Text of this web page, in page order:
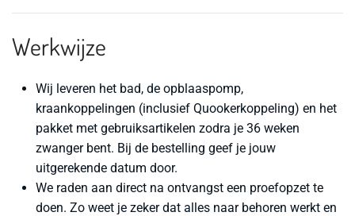
Werkwijze
Wij leveren het bad, de opblaaspomp,
kraankoppelingen (inclusief Quookerkoppeling) en het
pakket met gebruiksartikelen zodra je 36 weken
zwanger bent. Bij de bestelling geef je jouw
uitgerekende datum door.
We raden aan direct na ontvangst een proefopzet te
doen. Zo weet je zeker dat alles naar behoren werkt en